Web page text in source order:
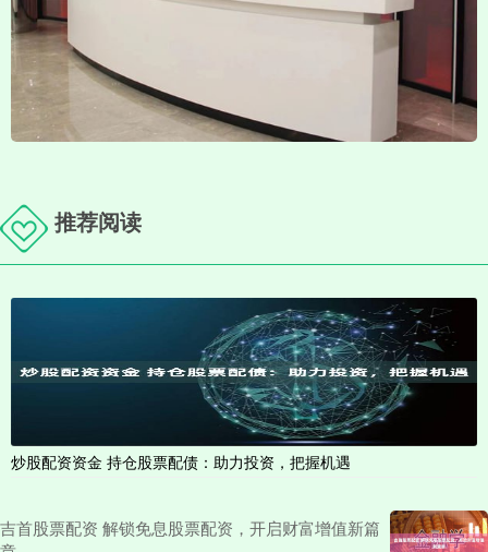
推荐阅读
炒股配资资金 持仓股票配债：助力投资，把握机遇
吉首股票配资 解锁免息股票配资，开启财富增值新篇